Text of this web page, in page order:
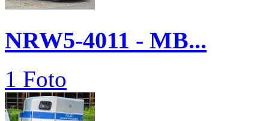
NRW5-4011 - MB...
1 Foto